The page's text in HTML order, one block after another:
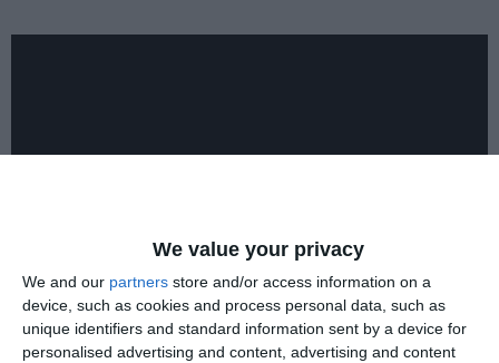
We value your privacy
We and our partners store and/or access information on a
device, such as cookies and process personal data, such as
unique identifiers and standard information sent by a device for
personalised advertising and content, advertising and content